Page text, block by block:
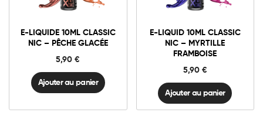
E-LIQUIDE 10ML CLASSIC
NIC – PÊCHE GLACÉE
5,90€
10ml
Classic
Nic
Pêche
Ajouter au panier
Ajouter au panier
E-LIQUID 10ML CLASSIC
NIC – MYRTILLE
FRAMBOISE
5,90 €
10ml
Classic
Nic
-
Framboise
Ajouter au panier
Ajouter au panier